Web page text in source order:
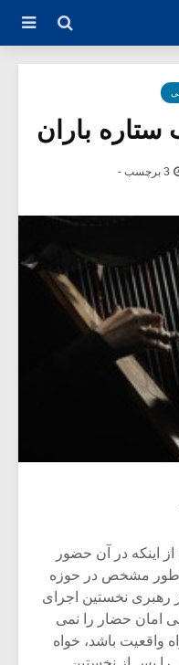
باران
3 برچسب -
اینکه در آن حضور
طور مشخص در حوزه
رهبری نخستین اجرای
امان حضار را نمی
واقعیت باشد، خواه